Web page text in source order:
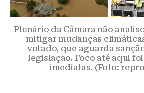
Plenário da Câmara não
mitigar mudanças
votado, que aguarda
legislação. Foco até aqui
imediatas. (Foto: